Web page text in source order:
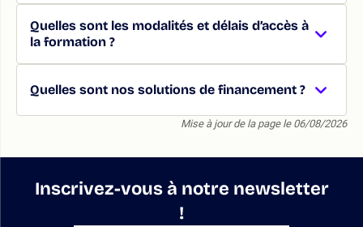
Quelles sont les modalités et délais d’accès à
la formation ?
Quelles sont nos solutions de financement ?
Mise à jour de la page le 06/08/2026
Inscrivez-vous à notre newsletter
!